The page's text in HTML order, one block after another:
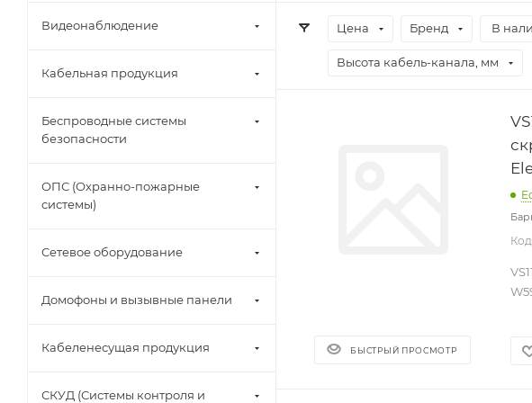
Цена Бренд В
Высота кабель-канала, мм
БЫСТРЫЙ ПРОСМОТР
Видеонаблюдение
Кабельная продукция
Беспроводные системы
безопасности
ОПС (Охранно-пожарные
системы)
Сетевое оборудование
Домофоны и вызывные панели
Кабеленесущая продукция
СКУД (Системы контроля и